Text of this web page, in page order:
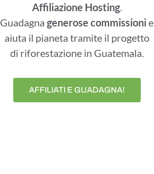
Affiliazione Hosting.
Guadagna generose commissionie
aiuta il pianeta tramite il progetto
di riforestazione in Guatemala.
AFFILIATI E GUADAGNA!